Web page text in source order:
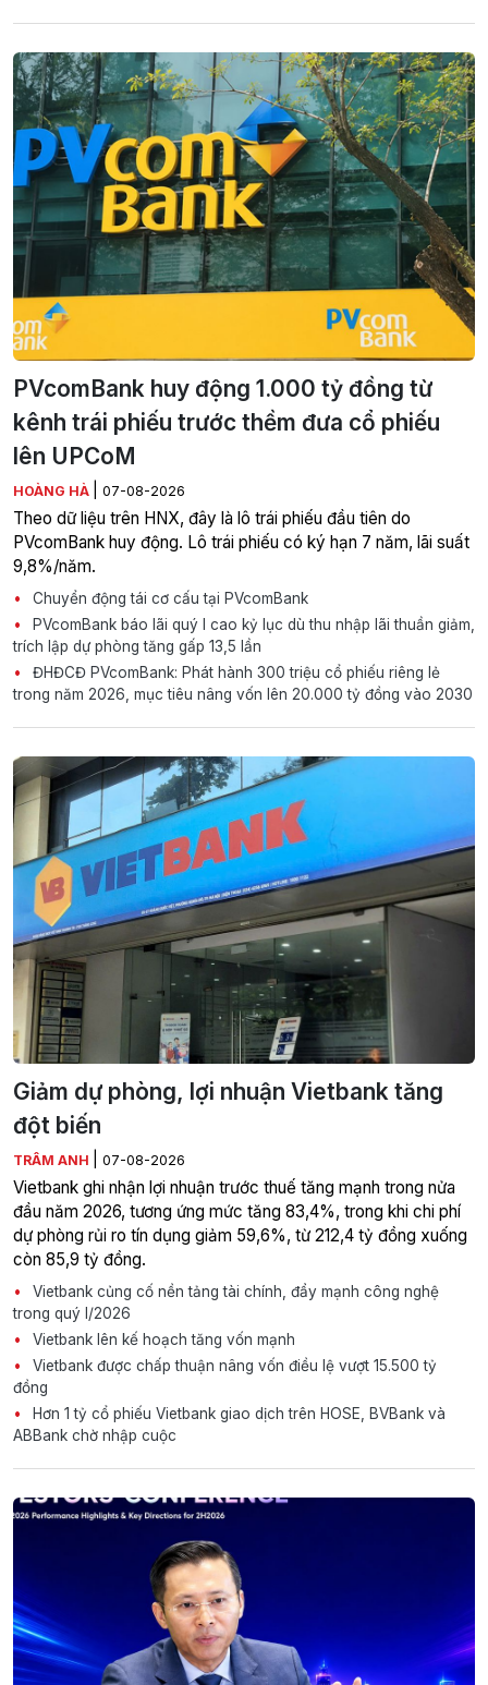
PVcomBank huy động 1.000 tỷ đồng từ
kênh trái phiếu trước thềm đưa cổ phiếu
lên UPCoM
HOÀNG HÀ 07-08-2026
Theo dữ liệu trên HNX, đây là lô trái phiếu đầu tiên do
PVcomBank huy động. Lô trái phiếu có ký hạn 7 năm, lãi suất
9,8%/năm.
Chuyển động tái cơ cấu tại PVcomBank
PVcomBank báo lãi quý I cao kỷ lục dù thu nhập lãi thuần giảm,
trích lập dự phòng tăng gấp 13,5 lần
ĐHĐCĐ PVcomBank: Phát hành 300 triệu cổ phiếu riêng lẻ
trong năm 2026, mục tiêu nâng vốn lên 20.000 tỷ đồng vào 2030
Giảm dự phòng, lợi nhuận Vietbank tăng
đột biến
TRÂM ANH 07-08-2026
Vietbank ghi nhận lợi nhuận trước thuế tăng mạnh trong nửa
đầu năm 2026, tương ứng mức tăng 83,4%, trong khi chi phí
dự phòng rủi ro tín dụng giảm 59,6%, từ 212,4 tỷ đồng xuống
còn 85,9 tỷ đồng.
Vietbank củng cố nền tảng tài chính, đẩy mạnh công nghệ
trong quý I/2026
Vietbank lên kế hoạch tăng vốn mạnh
Vietbank được chấp thuận nâng vốn điều lệ vượt 15.500 tỷ
đồng
Hơn 1 tỷ cổ phiếu Vietbank giao dịch trên HOSE, BVBank và
ABBank chờ nhập cuộc